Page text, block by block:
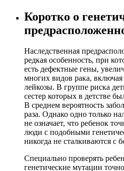
Коротко о
Наследственная
редкая особенность, при
есть дефектные гены,
многих видов рака,
лейкозы. В группе риска
сестер которых в детстве
В среднем вероятность
раза. Однако одно только
не означает, что ребенок
люди с подобными
никогда не сталкиваются с
Специально проверять
генетические мутации